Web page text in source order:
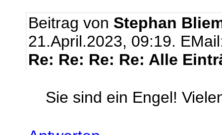
Beitrag von Stephan
21.April.2023, 09:19.
Re: Re: Re: Re: Alle
Sie sind ein Engel!